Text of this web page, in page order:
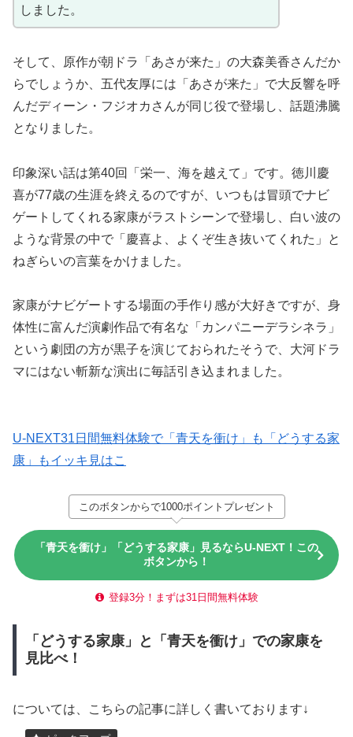
しました。
そして、原作が朝ドラ「あさが来た」の大森美香さんだか
らでしょうか、五代友厚には「あさが来た」で大反響を呼
んだディーン・フジオカさんが同じ役で登場し、話題沸騰
となりました。
印象深い話は第40回「栄一、海を越えて」です。徳川慶
喜が77歳の生涯を終えるのですが、いつもは冒頭でナビ
ゲートしてくれる家康がラストシーンで登場し、白い波の
ような背景の中で「慶喜よ、よくぞ生き抜いてくれた」と
ねぎらいの言葉をかけました。
家康がナビゲートする場面の手作り感が大好きですが、身
体性に富んだ演劇作品で有名な「カンパニーデラシネラ」
という劇団の方が黒子を演じておられたそうで、大河ドラ
マにはない斬新な演出に毎話引き込まれました。
U-NEXT31日間無料体験で「青天を衝け」も「どうする家
康」もイッキ見はこ
このボタンからで1000ポイントプレゼント
「青天を衝け」「どうする家康」見るならU-NEXT！この
ボタンから！
登録3分！まずは31日間無料体験
「どうする家康」と「青天を衝け」での家康を
見比べ！
については、こちらの記事に詳しく書いております↓